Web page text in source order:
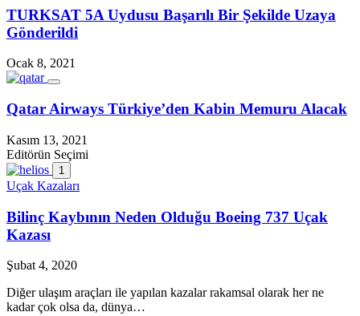
TURKSAT 5A Uydusu Başarılı Bir Şekilde Uzaya
Gönderildi
Ocak 8, 2021
Qatar Airways Türkiye’den Kabin Memuru Alacak
Kasım 13, 2021
Editörün Seçimi
1
Uçak Kazaları
Bilinç Kaybının Neden Olduğu Boeing 737 Uçak
Kazası
Şubat 4, 2020
Diğer ulaşım araçları ile yapılan kazalar rakamsal olarak her ne
kadar çok olsa da, dünya…